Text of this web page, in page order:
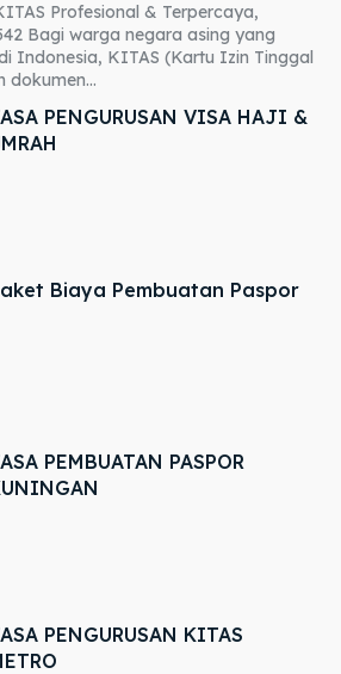
Profesional & Terpercaya,
Bagi warga negara asing yang
Indonesia, KITAS (Kartu Izin Tinggal
dokumen...
PENGURUSAN VISA HAJI &
Biaya Pembuatan Paspor
PEMBUATAN PASPOR
PENGURUSAN KITAS